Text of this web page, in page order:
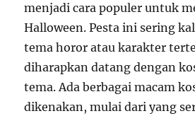
menjadi cara populer untuk
Halloween. Pesta ini sering
tema horor atau karakter
diharapkan datang dengan
tema. Ada berbagai macam
dikenakan, mulai dari yang